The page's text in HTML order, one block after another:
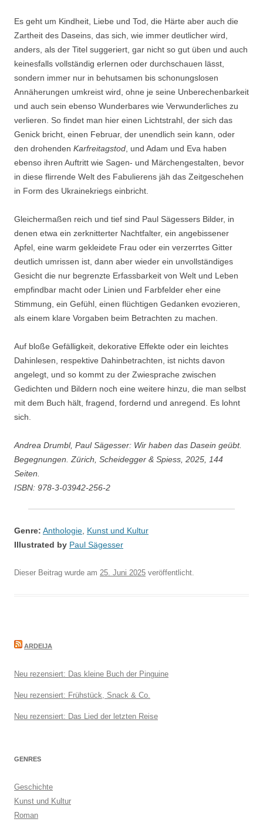
Es geht um Kindheit, Liebe und Tod, die Härte aber auch die
Zartheit des Daseins, das sich, wie immer deutlicher wird,
anders, als der Titel suggeriert, gar nicht so gut üben und auch
keinesfalls vollständig erlernen oder durchschauen lässt,
sondern immer nur in behutsamen bis schonungslosen
Annäherungen umkreist wird, ohne je seine Unberechenbarkeit
und auch sein ebenso Wunderbares wie Verwunderliches zu
verlieren. So findet man hier einen Lichtstrahl, der sich das
Genick bricht, einen Februar, der unendlich sein kann, oder
den drohenden Karfreitagstod , und Adam und Eva haben
ebenso ihren Auftritt wie Sagen- und Märchengestalten, bevor
in diese flirrende Welt des Fabulierens jäh das Zeitgeschehen
in Form des Ukrainekriegs einbricht.
Gleichermaßen reich und tief sind Paul Sägessers Bilder, in
denen etwa ein zerknitterter Nachtfalter, ein angebissener
Apfel, eine warm gekleidete Frau oder ein verzerrtes Gitter
deutlich umrissen ist, dann aber wieder ein unvollständiges
Gesicht die nur begrenzte Erfassbarkeit von Welt und Leben
empfindbar macht oder Linien und Farbfelder eher eine
Stimmung, ein Gefühl, einen flüchtigen Gedanken evozieren,
als einem klare Vorgaben beim Betrachten zu machen.
Auf bloße Gefälligkeit, dekorative Effekte oder ein leichtes
Dahinlesen, respektive Dahinbetrachten, ist nichts davon
angelegt, und so kommt zu der Zwiesprache zwischen
Gedichten und Bildern noch eine weitere hinzu, die man selbst
mit dem Buch hält, fragend, fordernd und anregend. Es lohnt
sich.
Andrea Drumbl, Paul Sägesser: Wir haben das Dasein geübt.
Begegnungen. Zürich, Scheidegger & Spiess, 2025, 144
Seiten.
ISBN: 978-3-03942-256-2
Genre: Anthologie Kunst und Kultur
Illustrated by Paul Sägesser
Dieser Beitrag wurde am 25. Juni 2025 veröffentlicht.
ARDEIJA
Neu rezensiert: Das kleine Buch der Pinguine
Neu rezensiert: Frühstück, Snack & Co.
Neu rezensiert: Das Lied der letzten Reise
GENRES
Geschichte
Kunst und Kultur
Roman